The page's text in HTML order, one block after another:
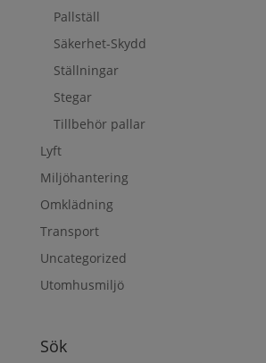
Pallställ
Säkerhet-Skydd
Ställningar
Stegar
Tillbehör pallar
Lyft
Miljöhantering
Omklädning
Transport
Uncategorized
Utomhusmiljö
Sök